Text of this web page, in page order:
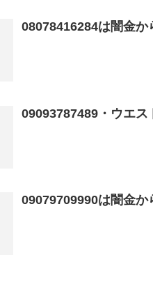
08078416284は闇金か
09093787489・ウエ
09079709990は闇金か